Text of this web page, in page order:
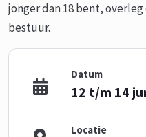
jonger dan 18 bent,
bestuur.
Datum
12 t/m 14
Locatie